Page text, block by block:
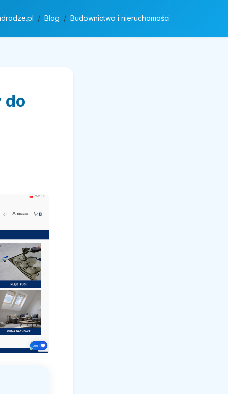
Blog Budownictwo i nieruchomości
do